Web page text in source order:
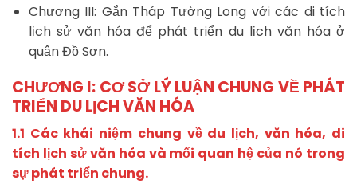
Chương III: Gắn Tháp Tường Long với các di tích
lịch sử văn hóa để phát triển du lịch văn hóa ở
quận Đồ Sơn.
CHƯƠNG I: CƠ SỞ LÝ LUẬN CHUNG VỀ PHÁT
TRIỂN DU LỊCH VĂN HÓA
1.1 Các khái niệm chung về du lịch, văn hóa, di
tích lịch sử văn hóa và mối quan hệ của nó trong
sự phát triển chung.